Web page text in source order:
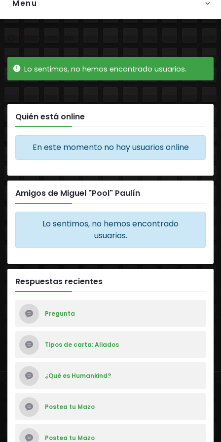
Menu
Amigos
Lo sentimos, no hemos encontrado usuarios.
Quién está online
En este momento no hay usuarios online
Amigos de Miguel "Pool" Paulín
Lo sentimos, no hemos encontrado
usuarios.
Respuestas recientes
Pregunta
Tipos de carta: Aliados
¿Qué es Humankind?
Postea tu Mazo
Postea tu Mazo